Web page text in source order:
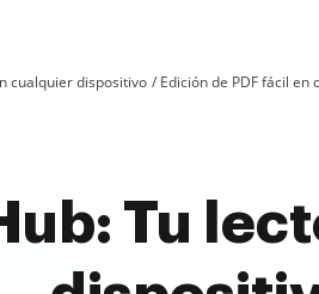
cualquier dispositivo Edición de PDF fácil
Tu